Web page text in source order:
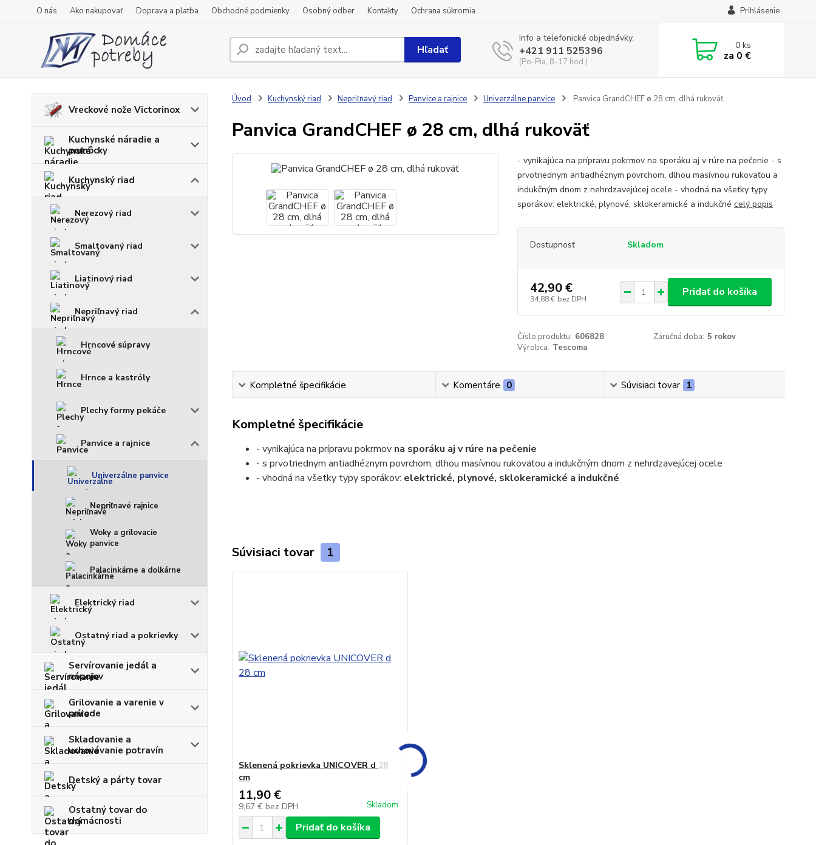
O nás Ako nakupovať Doprava a platba Obchodné podmienky Osobný odber Kontakty Ochrana súkromia Prihlásenie
Hľadať
Info a telefonické objednávky.
+421 911 525396
(Po-Pia, 8-17 hod.)
0ks
za 0 €
Vreckové nože Victorinox
Kuchynské náradie a
pomôcky
Kuchynský riad
Nerezový riad
Smaltovaný riad
Liatinový riad
Nepriľnavý riad
Hrncové súpravy
Hrnce a kastróly
Plechy formy pekáče
Panvice a rajnice
Univerzálne panvice
Nepriľnavé rajnice
Woky a grilovacie
panvice
Palacinkárne a dolkárne
Elektrický riad
Ostatný riad a pokrievky
Servírovanie jedál a
nápojov
Grilovanie a varenie v
prírode
Skladovanie a
uchovávanie potravín
Detský a párty tovar
Ostatný tovar do
domácnosti
Úvod Kuchynský riad Nepriľnavý riad Panvice a rajnice Univerzálne panvice Panvica GrandCHEF ø 28 cm, dlhá rukoväť
Panvica GrandCHEF ø 28 cm, dlhá rukoväť
- vynikajúca na prípravu pokrmov na sporáku aj v rúre na pečenie - s
prvotriednym antiadhéznym povrchom, dlhou masívnou rukoväťou a
indukčným dnom z nehrdzavejúcej ocele - vhodná na všetky typy
sporákov: elektrické, plynové, sklokeramické a indukčné celý popis
Dostupnosť Skladom
42,90 €
34,88 € bez DPH
Pridať do košíka
Číslo produktu: 606828 Záručná doba: 5 rokov
Výrobca: Tescoma
Kompletné špecifikácie Komentáre 0 Súvisiaci tovar 1
Kompletné špecifikácie
- vynikajúca na prípravu pokrmov na sporáku aj v rúre na pečenie
- s prvotriednym antiadhéznym povrchom, dlhou masívnou rukoväťou a indukčným dnom z nehrdzavejúcej ocele
- vhodná na všetky typy sporákov: elektrické, plynové, sklokeramické a indukčné
Súvisiaci tovar 1
Sklenená pokrievka UNICOVER d 28
cm
11,90 €
9,67 € bez DPH Skladom
Pridať do košíka